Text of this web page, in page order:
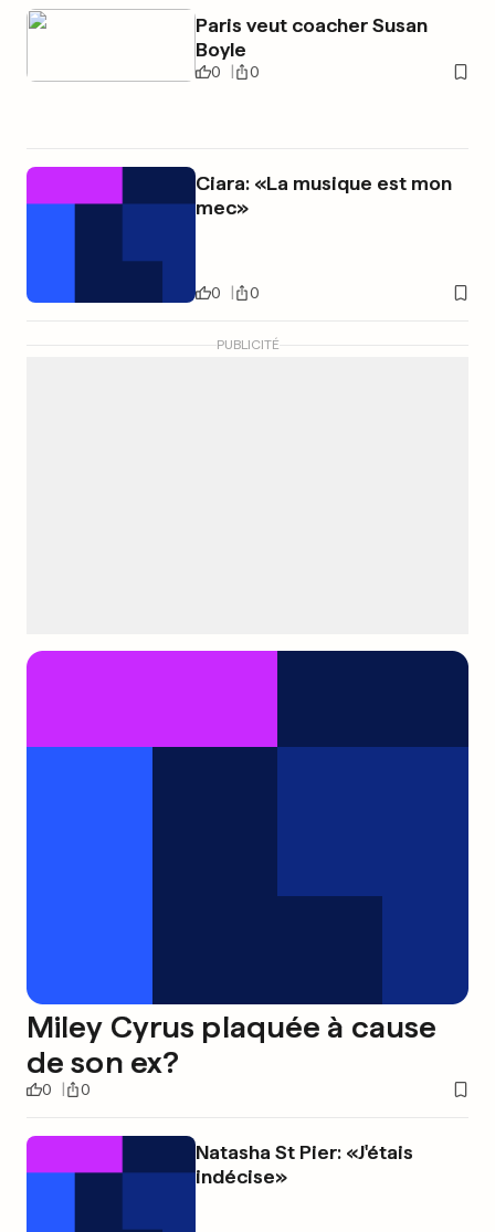
Paris veut coacher Susan
Boyle
0 0
Ciara: «La musique est mon
mec»
0 0
PUBLICITÉ
Miley Cyrus plaquée à cause
de son ex?
0 0
Natasha St Pier: «J'étais
indécise»